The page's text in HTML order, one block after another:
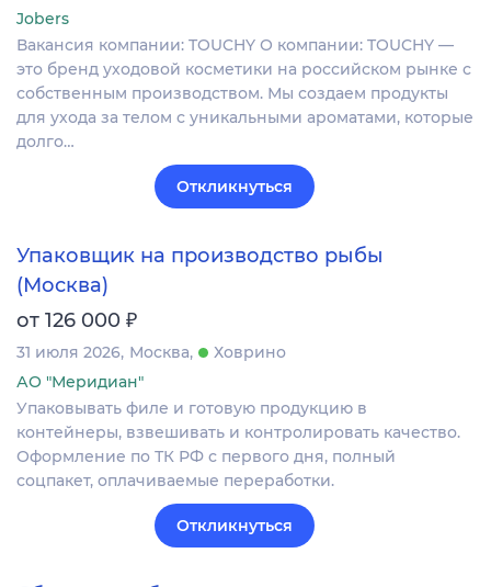
Jobers
Вакансия компании: TOUCHY О компании: TOUCHY —
это бренд уходовой косметики на российском рынке с
собственным производством. Мы создаем продукты
для ухода за телом с уникальными ароматами, которые
долго…
Откликнуться
Упаковщик на производство рыбы
(Москва)
от 126 000 ₽
31 июля 2026 Москва
Ховрино
АО "Меридиан"
Упаковывать филе и готовую продукцию в
контейнеры, взвешивать и контролировать качество.
Оформление по ТК РФ с первого дня, полный
соцпакет, оплачиваемые переработки.
Откликнуться